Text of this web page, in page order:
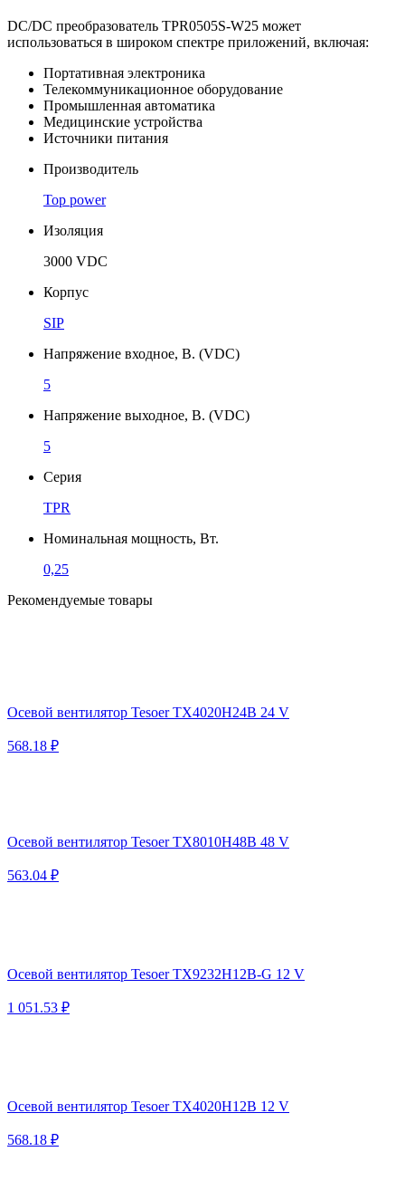
DC/DC преобразователь TPR0505S-W25 может
использоваться в широком спектре приложений, включая:
Портативная электроника
Телекоммуникационное оборудование
Промышленная автоматика
Медицинские устройства
Источники питания
Производитель
Top power
Изоляция
3000 VDC
Корпус
SIP
Напряжение входное, В. (VDC)
5
Напряжение выходное, В. (VDC)
5
Серия
TPR
Номинальная мощность, Вт.
0,25
Рекомендуемые товары
Осевой вентилятор Tesoer TX4020H24B 24 V
568.18 ₽
Осевой вентилятор Tesoer TX8010H48B 48 V
563.04 ₽
Осевой вентилятор Tesoer TX9232H12B-G 12 V
1 051.53 ₽
Осевой вентилятор Tesoer TX4020H12B 12 V
568.18 ₽